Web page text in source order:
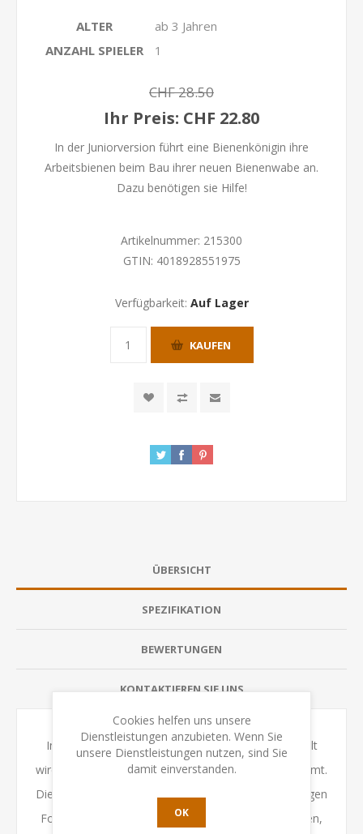
ALTER
ab 3 Jahren
ANZAHL SPIELER
1
CHF 28.50
Ihr Preis: CHF 22.80
In der Juniorversion führt eine Bienenkönigin ihre
Arbeitsbienen beim Bau ihrer neuen Bienenwabe an.
Dazu benötigen sie Hilfe!
Artikelnummer: 215300
GTIN: 4018928551975
Verfügbarkeit: Auf Lager
KAUFEN
ÜBERSICHT
SPEZIFIKATION
BEWERTUNGEN
KONTAKTIEREN SIE UNS
Indem mit allen sechs Würfeln gleichzeitig gewürfelt
wird, werden die Standorte der Arbeitsbienen bestimmt.
Die Herausforderung besteht nun darin, alle 11 farbigen
Formen lückenlos um die Bienen herum zu platzieren,
Cookies helfen uns unsere
Dienstleistungen anzubieten. Wenn Sie
unsere Dienstleistungen nutzen, sind Sie
damit einverstanden.
OK